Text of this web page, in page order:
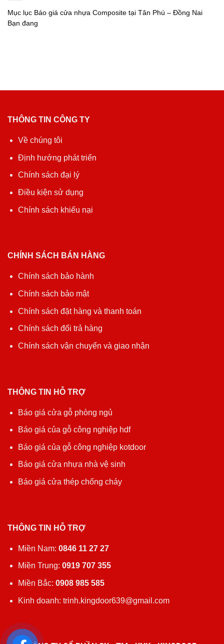
Mục lục Báo giá cửa nhựa Composite tại Tân Phú – Đồng Nai
Bạn đang
THÔNG TIN CÔNG TY
Về chúng tôi
Định hướng phát triển
Chính sách đại lý
Điều kiện sử dụng
Chính sách khiếu nại
CHÍNH SÁCH BÁN HÀNG
Chính sách bảo hành
Chính sách bảo mật
Chính sách đặt hàng và thanh toán
Chính sách đổi trả hàng
Chính sách vận chuyển và giao nhận
THÔNG TIN HỖ TRỢ
Báo giá cửa gỗ phòng ngủ
Báo giá của gỗ công nghiệp hdf
Báo giá của gỗ công nghiệp kotdoor
Báo giá cửa nhựa nhà vệ sinh
Báo giá cửa thép chống cháy
THÔNG TIN HỖ TRỢ
Miền Nam: 0846 11 27 27
Miền Trung: 0919 707 355
Miền Bắc: 0908 985 585
Kinh doanh: trinh.kingdoor639@gmail.com